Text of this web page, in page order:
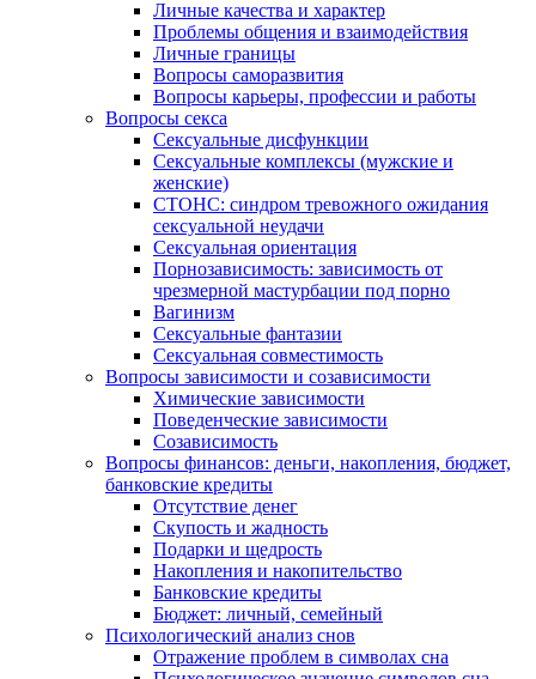
Личные качества и характер
Проблемы общения и взаимодействия
Личные границы
Вопросы саморазвития
Вопросы карьеры, профессии и работы
Вопросы секса
Сексуальные дисфункции
Сексуальные комплексы (мужские и
женские)
СТОНС: синдром тревожного ожидания
сексуальной неудачи
Сексуальная ориентация
Порнозависимость: зависимость от
чрезмерной мастурбации под порно
Вагинизм
Сексуальные фантазии
Сексуальная совместимость
Вопросы зависимости и созависимости
Химические зависимости
Поведенческие зависимости
Созависимость
Вопросы финансов: деньги, накопления, бюджет,
банковские кредиты
Отсутствие денег
Скупость и жадность
Подарки и щедрость
Накопления и накопительство
Банковские кредиты
Бюджет: личный, семейный
Психологический анализ снов
Отражение проблем в символах сна